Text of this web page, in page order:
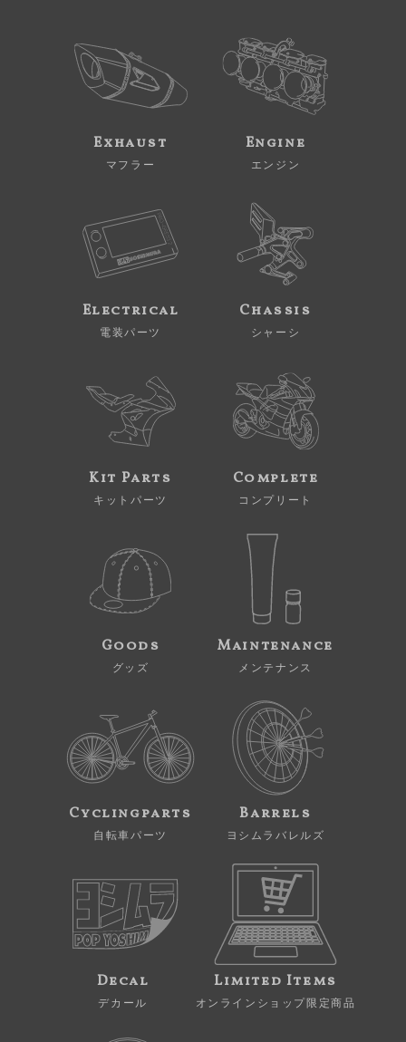
Exhaust
マフラー
Engine
エンジン
Electrical
電装パーツ
Chassis
シャーシ
Kit Parts
キットパーツ
Complete
コンプリート
Goods
グッズ
Maintenance
メンテナンス
Cyclingparts
自転車パーツ
Barrels
ヨシムラバレルズ
Decal
デカール
Limited Items
オンラインショップ限定商品